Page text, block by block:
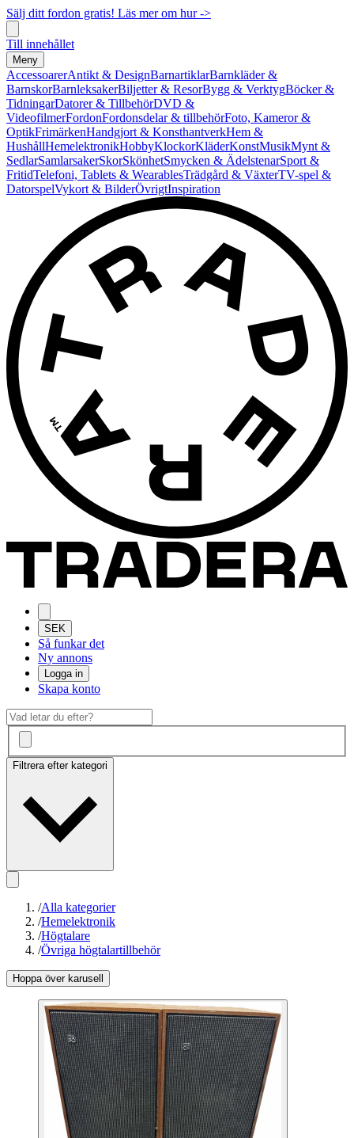
Sälj ditt fordon gratis! Läs mer om hur ->
Till innehållet
Meny
AccessoarerAntikt & DesignBarnartiklarBarnkläder &
BarnskorBarnleksakerBiljetter & ResorBygg & VerktygBöcker &
TidningarDatorer & TillbehörDVD &
VideofilmerFordonFordonsdelar & tillbehörFoto, Kameror &
OptikFrimärkenHandgjort & KonsthantverkHem &
HushållHemelektronikHobbyKlockorKläderKonstMusikMynt &
SedlarSamlarsakerSkorSkönhetSmycken & ÄdelstenarSport &
FritidTelefoni, Tablets & WearablesTrädgård & VäxterTV-spel &
DatorspelVykort & BilderÖvrigtInspiration
SEK
Så funkar det
Ny annons
Logga in
Skapa konto
Filtrera efter kategori
/Alla kategorier
/Hemelektronik
/Högtalare
/Övriga högtalartillbehör
Hoppa över karusell